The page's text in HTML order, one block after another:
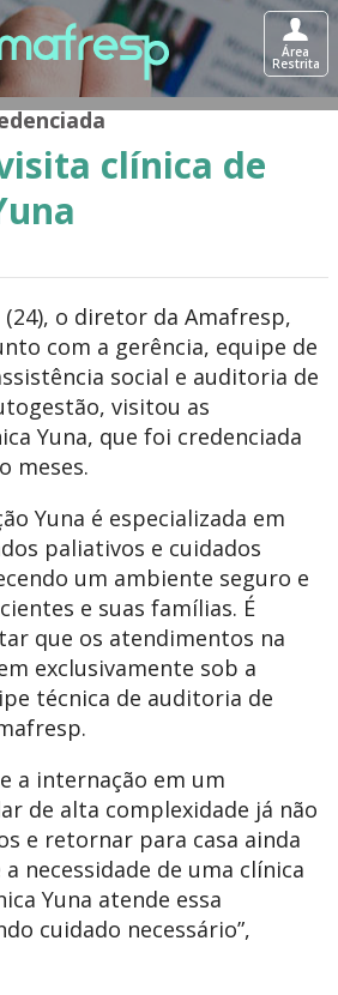
Área
Restrita
clínica de
o diretor da Amafresp,
com a gerência, equipe de
social e auditoria de
visitou as
Yuna, que foi credenciada
meses.
Yuna é especializada em
paliativos e cuidados
um ambiente seguro e
e suas famílias. É
que os atendimentos na
exclusivamente sob a
técnica de auditoria de
a internação em um
de alta complexidade já não
e retornar para casa ainda
necessidade de uma clínica
Yuna atende essa
cuidado necessário”,